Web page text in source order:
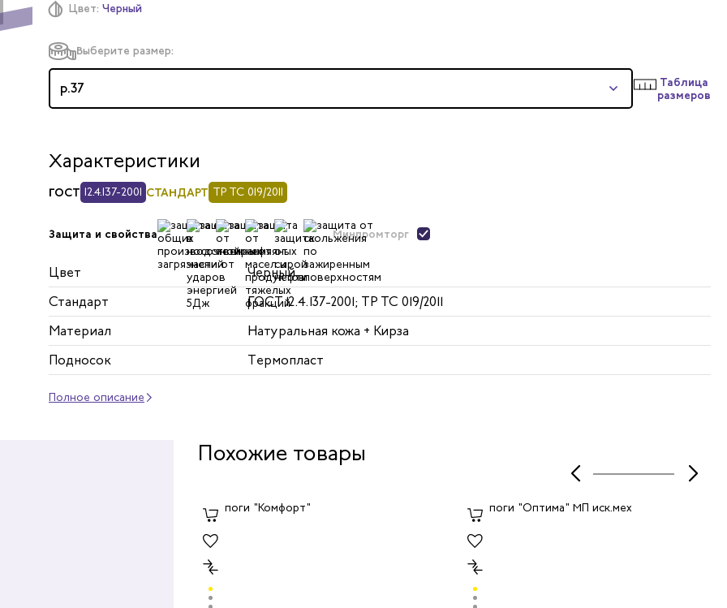
Цвет: Черный
Выберите размер:
р.37
Таблица
размеров
Характеристики
ГОСТ 12.4.137-2001 СТАНДАРТ ТР ТС 019/2011
Защита и свойства Минпромторг
Цвет
Черный
Стандарт
ГОСТ 12.4.137-2001; ТР ТС 019/2011
Материал
Натуральная кожа + Кирза
Подносок
Термопласт
Полное описание
Похожие товары